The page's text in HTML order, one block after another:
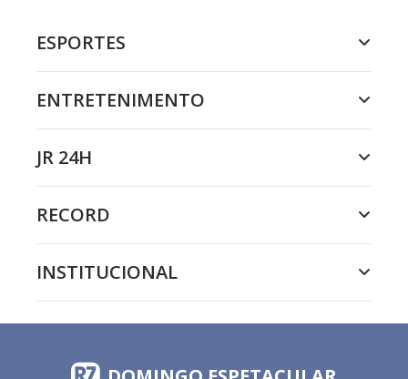
ESPORTES
ENTRETENIMENTO
JR 24H
RECORD
INSTITUCIONAL